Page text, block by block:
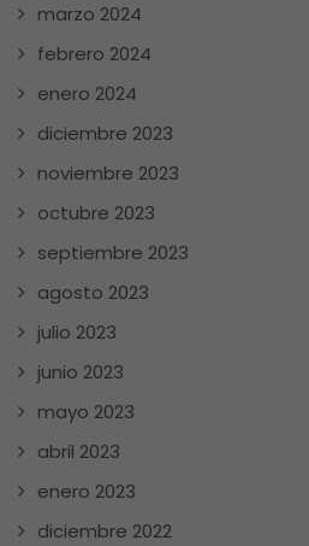
marzo 2024
febrero 2024
enero 2024
diciembre 2023
noviembre 2023
octubre 2023
septiembre 2023
agosto 2023
julio 2023
junio 2023
mayo 2023
abril 2023
enero 2023
diciembre 2022